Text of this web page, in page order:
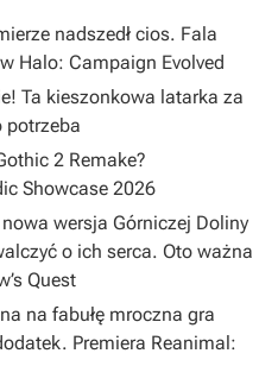
nadszedł cios. Fala
Halo: Campaign Evolved
Ta kieszonkowa latarka za
potrzeba
2 Remake?
Showcase 2026
wersja Górniczej Doliny
o ich serca. Oto ważna
Quest
na fabułę mroczna gra
Premiera Reanimal: